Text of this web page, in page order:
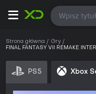
Wszystkie
Strona główna
Gry
FINAL FANTASY VII REMAKE
PS5 Xbox